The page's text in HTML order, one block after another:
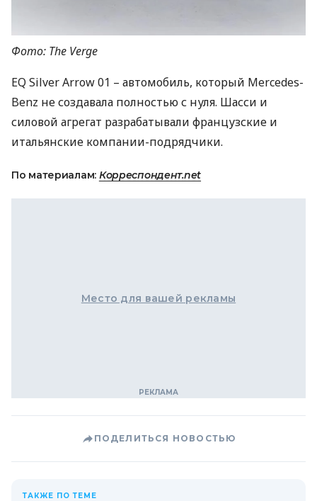
Фото: The Verge
EQ Silver Arrow 01 – автомобиль, который Mercedes-
Benz не создавала полностью с нуля. Шасси и
силовой агрегат разрабатывали французские и
итальянские компании-подрядчики.
По материалам: Корреспондент.net
Место для вашей рекламы
ПОДЕЛИТЬСЯ НОВОСТЬЮ
ТАКЖЕ ПО ТЕМЕ